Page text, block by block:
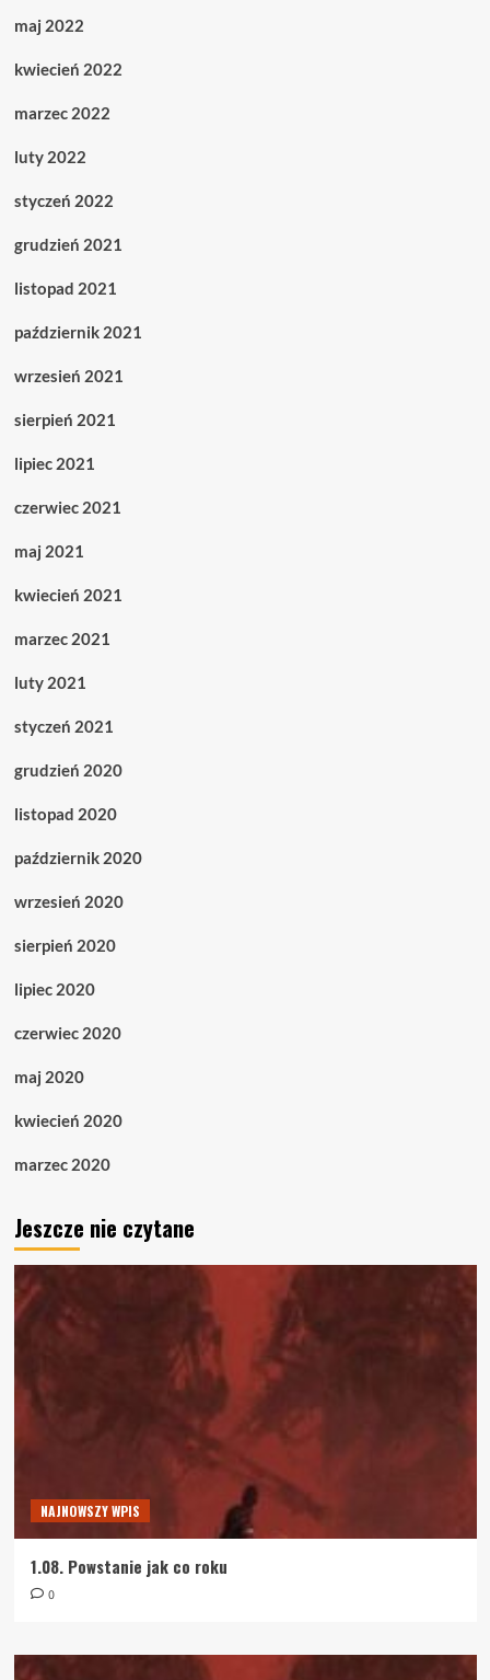
maj 2022
kwiecień 2022
marzec 2022
luty 2022
styczeń 2022
grudzień 2021
listopad 2021
październik 2021
wrzesień 2021
sierpień 2021
lipiec 2021
czerwiec 2021
maj 2021
kwiecień 2021
marzec 2021
luty 2021
styczeń 2021
grudzień 2020
listopad 2020
październik 2020
wrzesień 2020
sierpień 2020
lipiec 2020
czerwiec 2020
maj 2020
kwiecień 2020
marzec 2020
Jeszcze nie czytane
NAJNOWSZY WPIS
1.08. Powstanie jak co roku
0